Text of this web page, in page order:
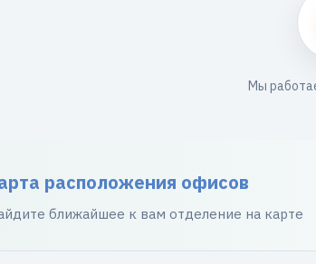
Мы
расположения офисов
ближайшее к вам отделение на карте